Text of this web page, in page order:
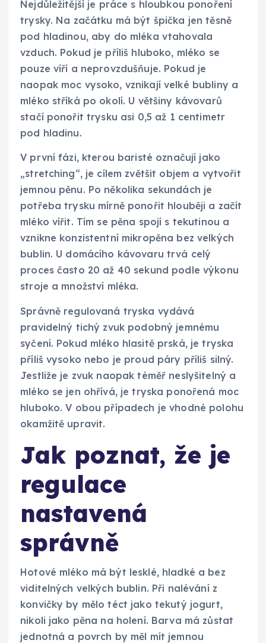
Nejdůležitější je práce s hloubkou ponoření
trysky. Na začátku má být špička jen těsně
pod hladinou, aby do mléka vtahovala
vzduch. Pokud je příliš hluboko, mléko se
pouze víří a neprovzdušňuje. Pokud je
naopak moc vysoko, vznikají velké bubliny a
mléko stříká po okolí. U většiny kávovarů
stačí ponořit trysku asi 0,5 až 1 centimetr
pod hladinu.
V první fázi, kterou baristé označují jako
„stretching“, je cílem zvětšit objem a vytvořit
jemnou pěnu. Po několika sekundách je
potřeba trysku mírně ponořit hlouběji a začít
mléko vířit. Tím se pěna spojí s tekutinou a
vznikne konzistentní mikropěna bez velkých
bublin. U domácího kávovaru trvá celý
proces často 20 až 40 sekund podle výkonu
stroje a množství mléka.
Správně regulovaná tryska vydává
pravidelný tichý zvuk podobný jemnému
syčení. Pokud mléko hlasitě prská, je tryska
příliš vysoko nebo je proud páry příliš silný.
Jestliže je zvuk naopak téměř neslyšitelný a
mléko se jen ohřívá, je tryska ponořená moc
hluboko. V obou případech je vhodné polohu
okamžitě upravit.
Jak poznat, že je
regulace
nastavená
správně
Hotové mléko má být lesklé, hladké a bez
viditelných velkých bublin. Při nalévání z
konvičky by mělo téct jako tekutý jogurt,
nikoli jako pěna na holení. Barva má zůstat
jednotná a povrch by měl mít jemnou